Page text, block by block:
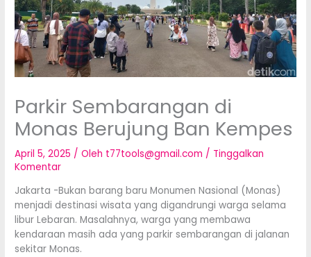
Parkir Sembarangan di
Monas Berujung Ban Kempes
April 5, 2025 / Oleh t77tools@gmail.com / Tinggalkan
Komentar
Jakarta -Bukan barang baru Monumen Nasional (Monas)
menjadi destinasi wisata yang digandrungi warga selama
libur Lebaran. Masalahnya, warga yang membawa
kendaraan masih ada yang parkir sembarangan di jalanan
sekitar Monas.